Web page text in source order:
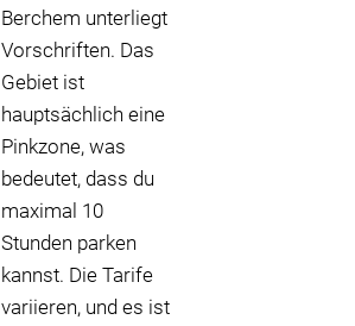
Berchem unterliegt
Vorschriften. Das
Gebiet ist
hauptsächlich eine
Pinkzone, was
bedeutet, dass du
maximal 10
Stunden parken
kannst. Die Tarife
variieren, und es ist